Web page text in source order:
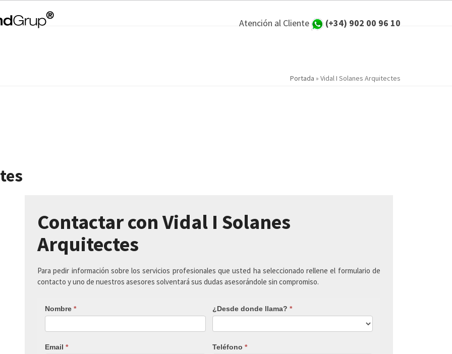
Atención al Cliente (+34) 902 00 96 10
Portada » Vidal I Solanes Arquitectes
Contactar con Vidal I Solanes
Arquitectes
Para pedir información sobre los servicios profesionales que usted ha seleccionado rellene el formulario de
contacto y uno de nuestros asesores solventará sus dudas asesorándole sin compromiso.
Nombre * ¿Desde donde llama? *
Email * Teléfono *